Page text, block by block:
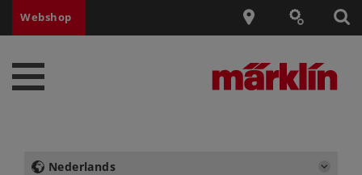
Webshop
Nederlands